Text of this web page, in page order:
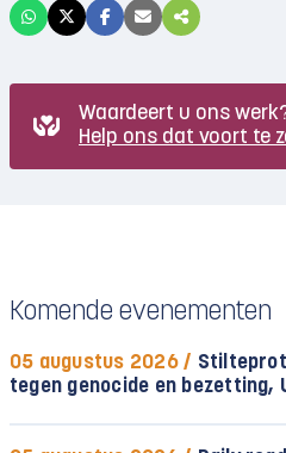
Waardeert u ons
Help ons dat voort te
Komende evenementen
05 augustus 2026 /
tegen genocide en bezetting,